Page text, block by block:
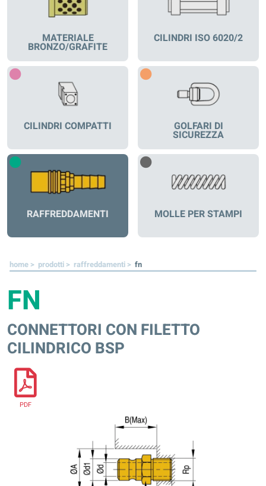
MATERIALE
BRONZO/GRAFITE
CILINDRI ISO 6020/2
CILINDRI COMPATTI GOLFARI DI
SICUREZZA
RAFFREDDAMENTI MOLLE PER STAMPI
home > prodotti > raffreddamenti > fn
FN
CONNETTORI CON FILETTO
CILINDRICO BSP
PDF